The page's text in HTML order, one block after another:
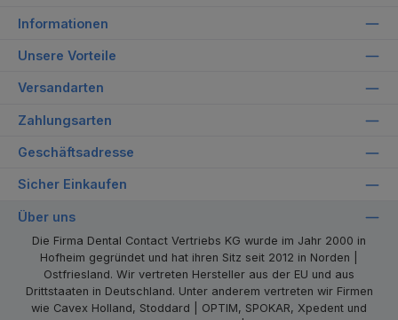
Informationen
Unsere Vorteile
Versandarten
Zahlungsarten
Geschäftsadresse
Sicher Einkaufen
Über uns
Die Firma Dental Contact Vertriebs KG wurde im Jahr 2000 in
Hofheim gegründet und hat ihren Sitz seit 2012 in Norden |
Ostfriesland. Wir vertreten Hersteller aus der EU und aus
Drittstaaten in Deutschland. Unter anderem vertreten wir Firmen
wie Cavex Holland, Stoddard | OPTIM, SPOKAR, Xpedent und